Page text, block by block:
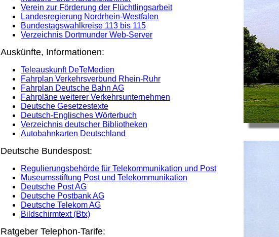
Verein zur Förderung der Flüchtlingsarbeit
Landesregierung Nordrhein-Westfalen
Bundestagswahlkreise 113 bis 115
Verzeichnis Dortmunder Web-Server
Auskünfte, Informationen:
Teleauskunft DeTeMedien
Fahrplan Verkehrsverbund Rhein-Ruhr
Fahrplan Deutsche Bahn AG
Fahrpläne weiterer Verkehrsunternehmen
Deutsche Gesetzestexte
Deutsch-Englisches Wörterbuch
Verzeichnis deutscher Bibliotheken
Autobahnkarten Deutschland
Deutsche Bundespost:
Regulierungsbehörde für Telekommunikation und Post
Museumsstiftung Post und Telekommunikation
Deutsche Post AG
Deutsche Postbank AG
Deutsche Telekom AG
Bildschirmtext (Btx)
Ratgeber Telephon-Tarife: